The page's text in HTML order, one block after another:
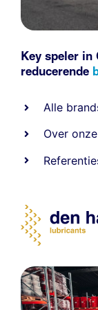
Key speler in
reducerende
Alle
Over